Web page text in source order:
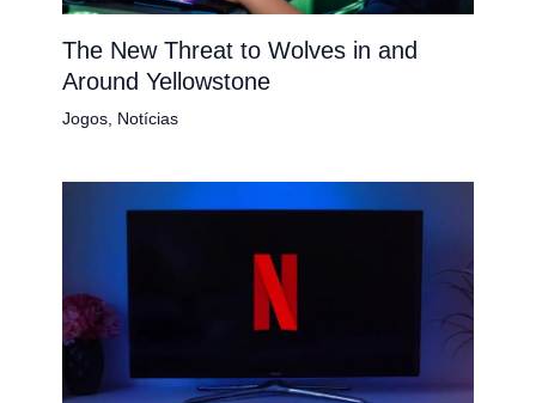
The New Threat to Wolves in and
Around Yellowstone
Jogos, Notícias